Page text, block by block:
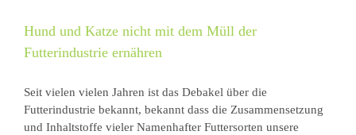
Hund und Katze nicht mit dem Müll der
Futterindustrie ernähren
Seit vielen vielen Jahren ist das Debakel über die
Futterindustrie bekannt, bekannt dass die Zusammensetzung
und Inhaltstoffe vieler Namenhafter Futtersorten unsere